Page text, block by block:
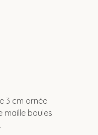
3 cm ornée
maille boules